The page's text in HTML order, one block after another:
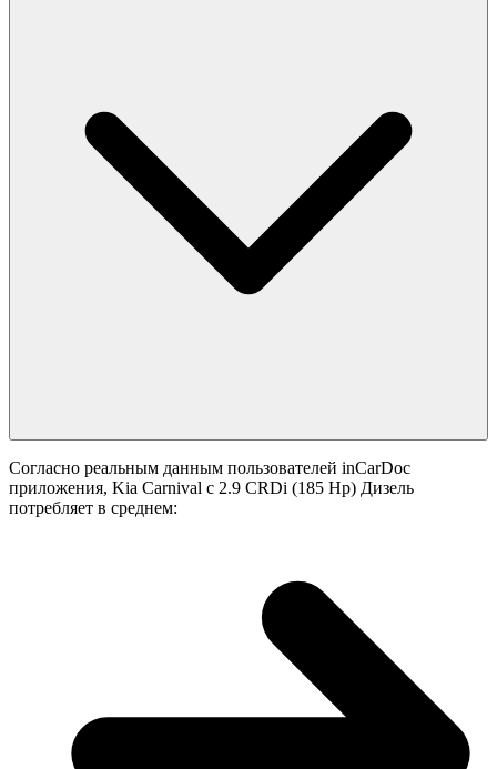
Согласно реальным данным пользователей inCarDoc
приложения, Kia Carnival с 2.9 CRDi (185 Hp) Дизель
потребляет в среднем: